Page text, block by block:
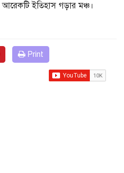
ইতিহাস গড়ার মঞ্চ।
Print